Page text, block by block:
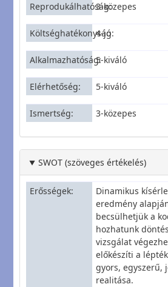
Reprodukálhatóság3-közepes
Költséghatékonyság
4-jó
Alkalmazhatóság5-kiváló
Elérhetőség 5-kiváló
Ismertség 3-közepes
SWOT (szöveges értékelés)
Erősségek
Dinamikus
eredmény
becsülhetjük a
hozhatunk
vizsgálat
előkészíti a
gyors, egyszerű,
realitása.